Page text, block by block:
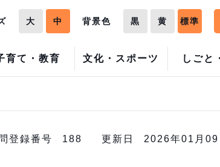
育て・教育 文化・スポーツ しごと
大 中 背景色 黒 黄 標準
登録番号 188 更新日 2026年01月09